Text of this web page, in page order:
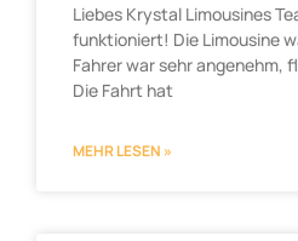
Liebes Krystal Limousines
funktioniert! Die Limousine
Fahrer war sehr angenehm,
Die Fahrt hat
MEHR LESEN »